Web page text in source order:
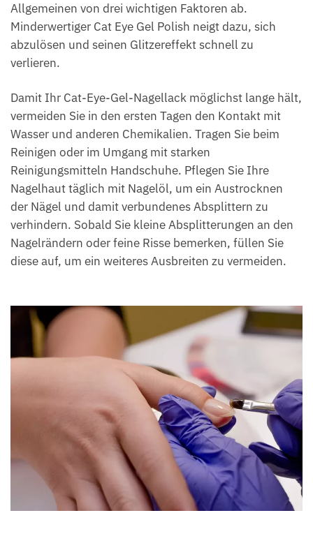
Allgemeinen von drei wichtigen Faktoren ab.
Minderwertiger Cat Eye Gel Polish neigt dazu, sich
abzulösen und seinen Glitzereffekt schnell zu
verlieren.
Damit Ihr Cat-Eye-Gel-Nagellack möglichst lange hält,
vermeiden Sie in den ersten Tagen den Kontakt mit
Wasser und anderen Chemikalien. Tragen Sie beim
Reinigen oder im Umgang mit starken
Reinigungsmitteln Handschuhe. Pflegen Sie Ihre
Nagelhaut täglich mit Nagelöl, um ein Austrocknen
der Nägel und damit verbundenes Absplittern zu
verhindern. Sobald Sie kleine Absplitterungen an den
Nagelrändern oder feine Risse bemerken, füllen Sie
diese auf, um ein weiteres Ausbreiten zu vermeiden.